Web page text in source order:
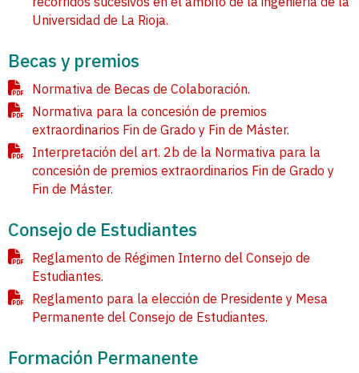
Universidad de La Rioja.
Becas y premios
Normativa de Becas de Colaboración.
Normativa para la concesión de premios
extraordinarios Fin de Grado y Fin de Máster.
Interpretación del art. 2b de la Normativa para la
concesión de premios extraordinarios Fin de Grado y
Fin de Máster.
Consejo de Estudiantes
Reglamento de Régimen Interno del Consejo de
Estudiantes.
Reglamento para la elección de Presidente y Mesa
Permanente del Consejo de Estudiantes.
Formación Permanente